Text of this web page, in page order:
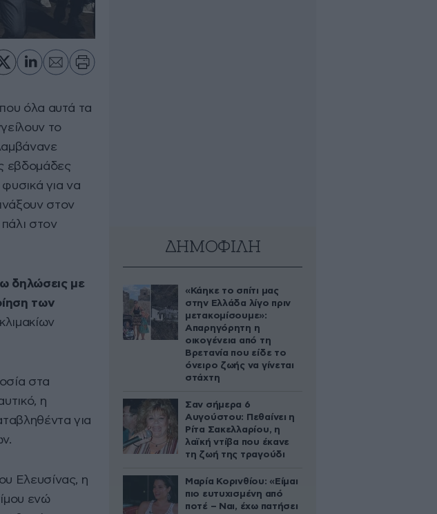
όλα αυτά τα
το
εβδομάδες
για να
στον
πάλι στον
δηλώσεις με
των
στα
η
για
Ελευσίνας, η
ενώ
ΔΗΜΟΦΙΛΗ
«Κάηκε το σπίτι μας
στην Ελλάδα λίγο πριν
μετακομίσουμε»:
Απαρηγόρητη η
οικογένεια από τη
Βρετανία που είδε το
όνειρο ζωής να γίνεται
στάχτη
Σαν σήμερα 6
Αυγούστου: Πεθαίνει η
Ρίτα Σακελλαρίου, η
λαϊκή ντίβα που έκανε
τη ζωή της τραγούδι
Μαρία Κορινθίου: «Είμαι
πιο ευτυχισμένη από
ποτέ – Ναι, έχω πατήσει